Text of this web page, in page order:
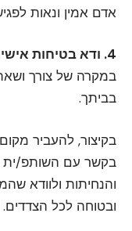
אדם אמין ונאות
4. ודא בטיחות אישית:
במקרה של צורך
בביתך.
בקיצור, להעביר
בקשר עם השותפ/ית
והנחיתות ולוודא
ובטוחה לכל הצדדים.